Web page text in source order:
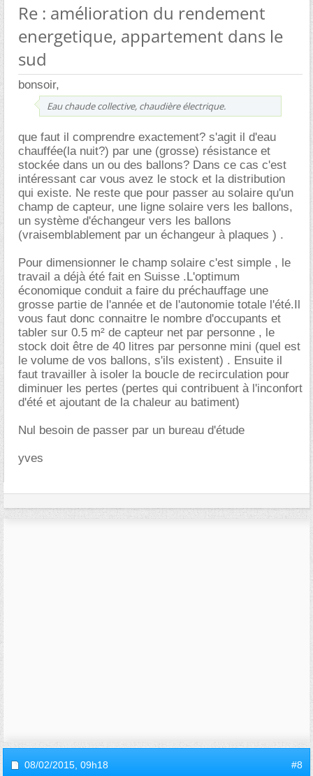
Re : amélioration du rendement
energetique, appartement dans le
sud
bonsoir,
Eau chaude collective, chaudière électrique.
que faut il comprendre exactement? s'agit il d'eau
chauffée(la nuit?) par une (grosse) résistance et
stockée dans un ou des ballons? Dans ce cas c'est
intéressant car vous avez le stock et la distribution
qui existe. Ne reste que pour passer au solaire qu'un
champ de capteur, une ligne solaire vers les ballons,
un système d'échangeur vers les ballons
(vraisemblablement par un échangeur à plaques ) .
Pour dimensionner le champ solaire c'est simple , le
travail a déjà été fait en Suisse .L'optimum
économique conduit a faire du préchauffage une
grosse partie de l'année et de l'autonomie totale l'été.Il
vous faut donc connaitre le nombre d'occupants et
tabler sur 0.5 m² de capteur net par personne , le
stock doit être de 40 litres par personne mini (quel est
le volume de vos ballons, s'ils existent) . Ensuite il
faut travailler à isoler la boucle de recirculation pour
diminuer les pertes (pertes qui contribuent à l'inconfort
d'été et ajoutant de la chaleur au batiment)
Nul besoin de passer par un bureau d'étude
yves
08/02/2015, 09h18 #8